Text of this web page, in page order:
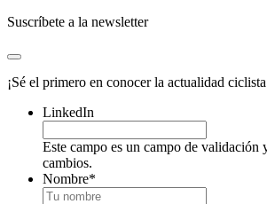
Suscríbete a la newsletter
¡Sé el primero en conocer la actualidad
LinkedIn
Este campo es un campo de validación
cambios.
Nombre*